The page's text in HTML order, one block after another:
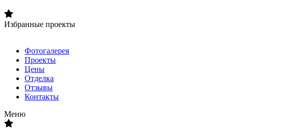
Избранные проекты
Фотогалерея
Проекты
Цены
Отделка
Отзывы
Контакты
Меню